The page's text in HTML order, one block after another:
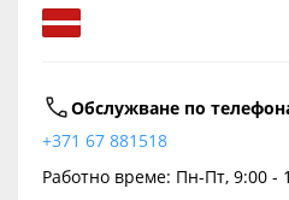
Обслужване по
+371 67 881518
Работно време: Пн-Пт, 9:00 -